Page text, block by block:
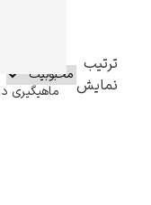
ترتیب
نمایش